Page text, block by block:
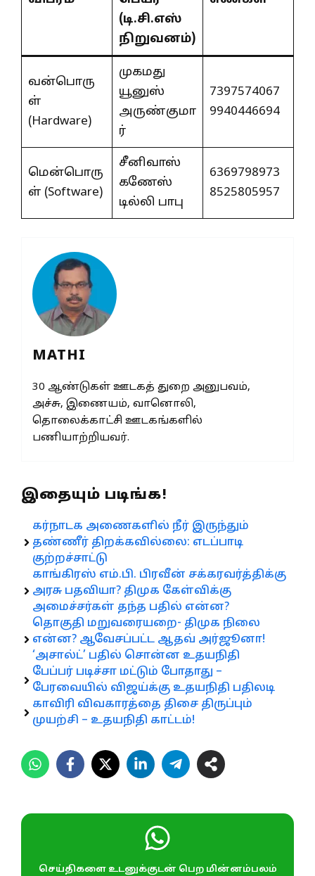
(டி.சி.எஸ்
நிறுவனம்)
வன்பொரு
ள்
(Hardware)
முகமது
யூனுஸ்
அருண்குமா
ர்
7397574067
9940446694
மென்பொரு
ள் (Software)
சீனிவாஸ்
கணேஸ்
டில்லி பாபு
6369798973
8525805957
MATHI
30 ஆண்டுகள் ஊடகத் துறை அனுபவம்,
அச்சு, இணையம், வானொலி,
தொலைக்காட்சி ஊடகங்களில்
பணியாற்றியவர்.
இதையும் படிங்க!
கர்நாடக அணைகளில் நீர் இருந்தும்
தண்ணீர் திறக்கவில்லை: எடப்பாடி
குற்றச்சாட்டு
காங்கிரஸ் எம்.பி. பிரவீன் சக்கரவர்த்திக்கு
அரசு பதவியா? திமுக கேள்விக்கு
அமைச்சர்கள் தந்த பதில் என்ன?
தொகுதி மறுவரையறை- திமுக நிலை
என்ன? ஆவேசப்பட்ட ஆதவ் அர்ஜூனா!
‘அசால்ட்’ பதில் சொன்ன உதயநிதி
பேப்பர் படிச்சா மட்டும் போதாது –
பேரவையில் விஜய்க்கு உதயநிதி பதிலடி
காவிரி விவகாரத்தை திசை திருப்பும்
முயற்சி – உதயநிதி காட்டம்!
செய்திகளை உடனுக்குடன் பெற மின்னம்பலம்